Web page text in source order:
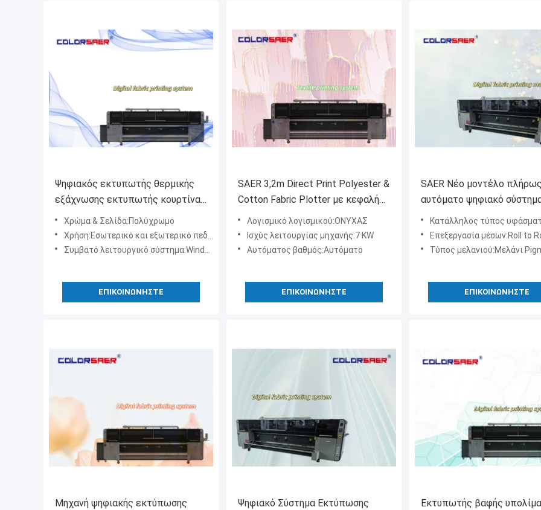
Ψηφιακός εκτυπωτής θερμικής
εξάχνωσης εκτυπωτής κουρτίνα/
σκηνή/σημαία υφάσματος Inkjet
εκτυπωτής ευρείας μορφής
πλάτους 3200 mm
Χρώμα & Σελίδα:Πολύχρωμο
Χρήση:Εσωτερικό και εξωτερικό πεδίο διαφήμισης
Συμβατό λειτουργικό σύστημα:Windows 7 & Windows 10
ΕΠΙΚΟΙΝΩΝΉΣΤΕ
SAER 3,2m Direct Print Polyester &
Cotton Fabric Plotter με κεφαλή
εκτύπωσης I3200 όλα σε ένα
κλωστοϋφαντουργικό εκτυπωτή
Λογισμικό λογισμικού:ΟΝΥΧΑΣ
Ισχύς λειτουργίας μηχανής:7 KW
Αυτόματος βαθμός:Αυτόματο
ΕΠΙΚΟΙΝΩΝΉΣΤΕ
SAER Νέο μοντέλο πλήρως
αυτόματο ψηφιακό
εκτύπωσης υφασμάτων με
χρωστική χρωστική
Κατάλληλος τύπος
Επεξεργασία μέσων:Roll to Roll + Auto Feeding
Τύπος μελανιού:Μελάνι Pigment & Μελάνι
ΕΠΙΚΟΙΝΩΝΉΣΤΕ
Μηχανή ψηφιακής εκτύπωσης
Ψηφιακό Σύστημα Εκτύπωσης
Εκτυπωτής βαφής